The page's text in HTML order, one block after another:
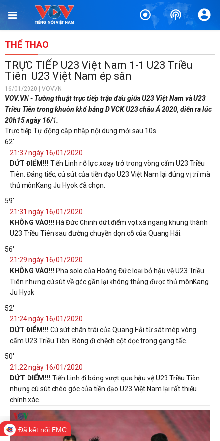
THỂ THAO
TRỰC TIẾP U23 Việt Nam 1-1 U23 Triều
Tiên: U23 Việt Nam ép sân
16/01/2020 | VOVVN
VOV.VN - Tường thuật trực tiếp trận đấu giữa U23 Việt Nam và U23
Triều Tiên trong khuôn khổ bảng D VCK U23 châu Á 2020, diễn ra lúc
20h15 ngày 16/1.
Trực tiếp Tự động cập nhập nội dung mới sau 10s
62'
21:37 ngày 16/01/2020
DỨT ĐIỂM!!! Tiến Linh nỗ lực xoay trở trong vòng cấm U23 Triều
Tiên. Đáng tiếc, cú sút của tiền đạo U23 Việt Nam lại đúng vị trí mà
thủ mônKang Ju Hyok đã chọn.
59'
21:31 ngày 16/01/2020
KHÔNG VÀO!!! Hà Đức Chinh dứt điểm vọt xà ngang khung thành
U23 Triều Tiên sau đường chuyền dọn cỗ của Quang Hải.
56'
21:29 ngày 16/01/2020
KHÔNG VÀO!!! Pha solo của Hoàng Đức loại bỏ hậu vệ U23 Triều
Tiên nhưng cú sút về góc gần lại không thắng được thủ mônKang
Ju Hyok
52'
21:24 ngày 16/01/2020
DỨT ĐIỂM!!! Cú sút chân trái của Quang Hải từ sát mép vòng
cấm U23 Triều Tiên. Bóng đi chệch cột dọc trong gang tấc.
50'
21:22 ngày 16/01/2020
DỨT ĐIỂM!!! Tiến Linh đi bóng vượt qua hậu vệ U23 Triều Tiên
nhưng cú sút chéo góc của tiền đạo U23 Việt Nam lại rất thiếu
chính xác.
Đã kết nối EMC